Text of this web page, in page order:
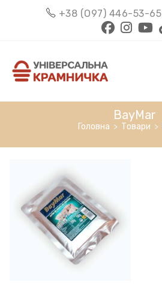
+38 (О97) 446-53-65
BayMar
Головна > Товари >